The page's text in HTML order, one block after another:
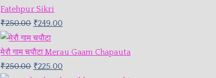
Fatehpur Sikri
₹250.00 ₹249.00
मेरौ गाम चपौटा Merau Gaam Chapauta
₹250.00 ₹225.00